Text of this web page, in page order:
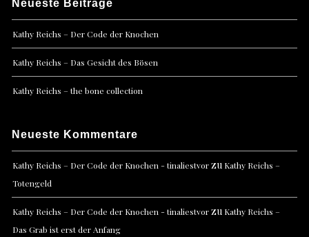
Neueste Beiträge
Kathy Reichs – Der Code der Knochen
Kathy Reichs – Das Gesicht des Bösen
Kathy Reichs – the bone collection
Neueste Kommentare
Kathy Reichs – Der Code der Knochen - tinaliestvorzu Kathy Reichs –
Totengeld
Kathy Reichs – Der Code der Knochen - tinaliestvorzu Kathy Reichs –
Das Grab ist erst der Anfang